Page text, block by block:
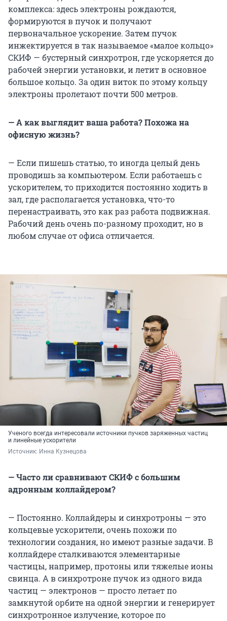
комплекса: здесь электроны рождаются,
формируются в пучок и получают
первоначальное ускорение. Затем пучок
инжектируется в так называемое «малое кольцо»
СКИФ — бустерный синхротрон, где ускоряется до
рабочей энергии установки, и летит в основное
большое кольцо. За один виток по этому кольцу
электроны пролетают почти 500 метров.
— А как выглядит ваша работа? Похожа на
офисную жизнь?
— Если пишешь статью, то иногда целый день
проводишь за компьютером. Если работаешь с
ускорителем, то приходится постоянно ходить в
зал, где располагается установка, что-то
перенастраивать, это как раз работа подвижная.
Рабочий день очень по-разному проходит, но в
любом случае от офиса отличается.
Ученого всегда интересовали источники пучков заряженных частиц
и линейные ускорители
Источник: Инна Кузнецова
— Часто ли сравнивают СКИФ с большим
адронным коллайдером?
— Постоянно. Коллайдеры и синхротроны — это
кольцевые ускорители, очень похожи по
технологии создания, но имеют разные задачи. В
коллайдере сталкиваются элементарные
частицы, например, протоны или тяжелые ионы
свинца. А в синхротроне пучок из одного вида
частиц — электронов — просто летает по
замкнутой орбите на одной энергии и генерирует
синхротронное излучение, которое по